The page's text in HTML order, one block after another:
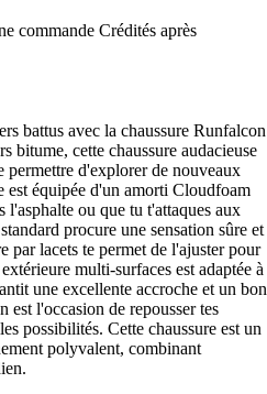
commande Crédités après
battus avec la chaussure Runfalcon
bitume, cette chaussure audacieuse
permettre d'explorer de nouveaux
est équipée d'un amorti Cloudfoam
ou que tu t'attaques aux
procure une sensation sûre et
par lacets te permet de l'ajuster pour
multi-surfaces est adaptée à
une excellente accroche et un bon
est l'occasion de repousser tes
possibilités. Cette chaussure est un
polyvalent, combinant